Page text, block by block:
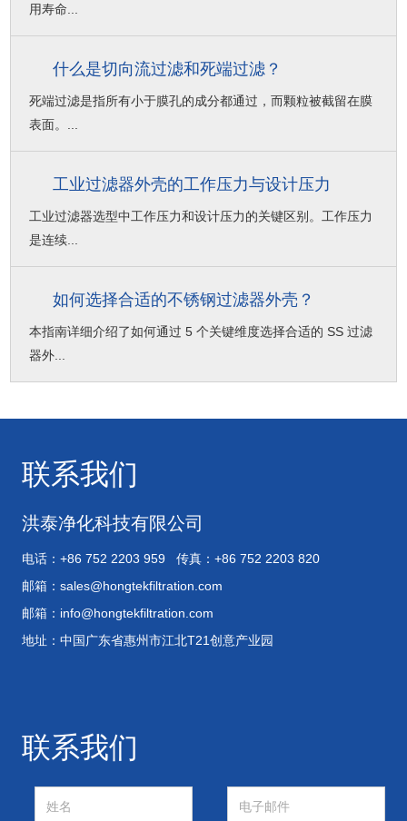
用寿命...
什么是切向流过滤和死端过滤？
死端过滤是指所有小于膜孔的成分都通过，而颗粒被截留在膜
表面。...
工业过滤器外壳的工作压力与设计压力
工业过滤器选型中工作压力和设计压力的关键区别。工作压力
是连续...
如何选择合适的不锈钢过滤器外壳？
本指南详细介绍了如何通过 5 个关键维度选择合适的 SS 过滤
器外...
联系我们
洪泰净化科技有限公司
电话：+86 752 2203 959 传真：+86 752 2203 820
邮箱： sales@hongtekfiltration.com
邮箱： info@hongtekfiltration.com
地址：中国广东省惠州市江北T21创意产业园
联系我们